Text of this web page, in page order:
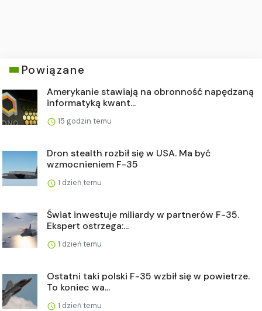
Powiązane
Amerykanie stawiają na obronność napędzaną
informatyką kwant...
15 godzin temu
Dron stealth rozbił się w USA. Ma być
wzmocnieniem F-35
1 dzień temu
Świat inwestuje miliardy w partnerów F-35.
Ekspert ostrzega:...
1 dzień temu
Ostatni taki polski F-35 wzbił się w powietrze.
To koniec wa...
1 dzień temu